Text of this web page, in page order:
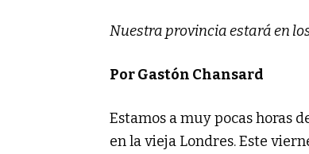
Nuestra provincia estará en
Por Gastón Chansard
Estamos a muy pocas horas
en la vieja Londres. Este